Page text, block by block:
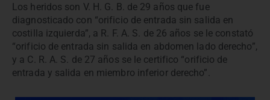
Los heridos son V. H. G. B. de 29 años que fue
diagnosticado con “orificio de entrada sin salida en
costilla izquierda”, a R. F. A. S. de 26 años se le constató
“orificio de entrada sin salida en abdomen lado derecho”,
y a C. R. A. S. de 27 años se le certifico “orificio de
entrada y salida en miembro inferior derecho”.